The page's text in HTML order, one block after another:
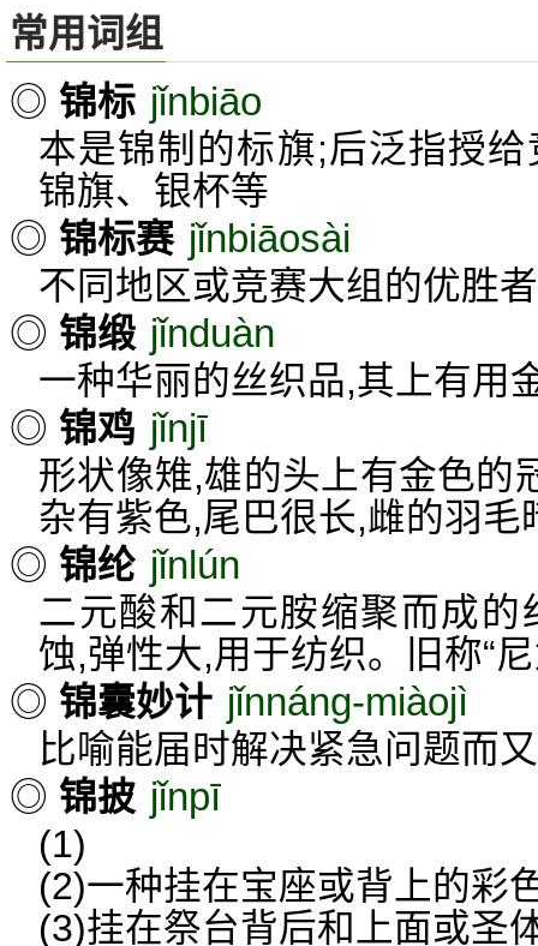
常用词组
◎ 锦标 jǐnbiāo
本是锦制的标旗;后泛指授
锦旗、银杯等
◎ 锦标赛 jǐnbiāosài
不同地区或竞赛大组的优胜
◎ 锦缎 jǐnduàn
一种华丽的丝织品,其上有用
◎ 锦鸡 jǐnjī
形状像雉,雄的头上有金色的
杂有紫色,尾巴很长,雌的羽毛
◎ 锦纶 jǐnlún
二元酸和二元胺缩聚而成
蚀,弹性大,用于纺织。旧称“尼
◎ 锦囊妙计 jǐnnáng-miàojì
比喻能届时解决紧急问题而
◎ 锦披 jǐnpī
(1)
(2)一种挂在宝座或背上的彩
(3)挂在祭台背后和上面或圣